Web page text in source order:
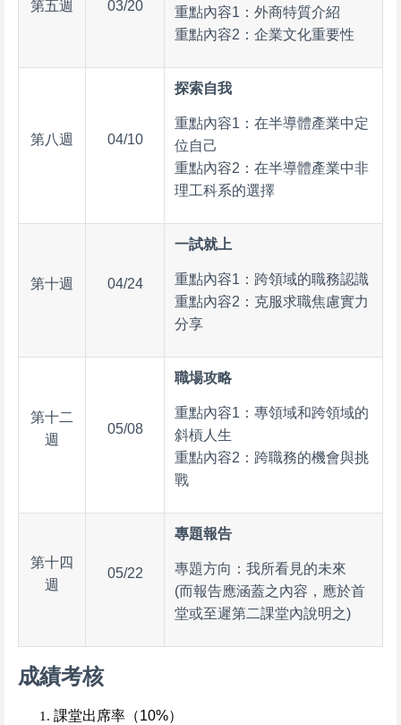
第五週 03/20
重點內容1：外商特質介紹
重點內容2：企業文化重要性
第八週 04/10
探索自我
重點內容1：在半導體產業中定
位自己
重點內容2：在半導體產業中非
理工科系的選擇
第十週 04/24
一試就上
重點內容1：跨領域的職務認識
重點內容2：克服求職焦慮實力
分享
第十二
週
05/08
職場攻略
重點內容1：專領域和跨領域的
斜槓人生
重點內容2：跨職務的機會與挑
戰
第十四
週
05/22
專題報告
專題方向：我所看見的未來
(而報告應涵蓋之內容，應於首
堂或至遲第二課堂內說明之)
成績考核
課堂出席率（10%）